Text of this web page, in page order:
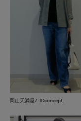
岡山天満屋7-IDconcept.